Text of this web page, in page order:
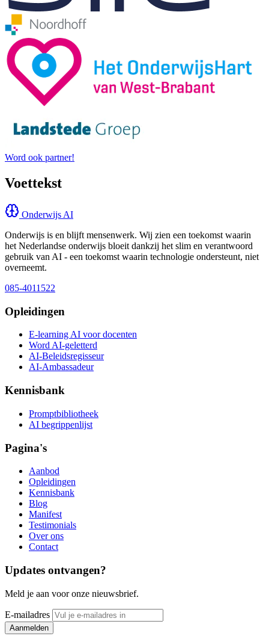
Word ook partner!
Voettekst
Onderwijs AI
Onderwijs is en blijft mensenwerk. Wij zien een toekomst waarin
het Nederlandse onderwijs bloeit dankzij het slim en verantwoord
gebruik van AI - een toekomst waarin technologie ondersteunt, niet
overneemt.
085-4011522
Opleidingen
E-learning AI voor docenten
Word AI-geletterd
AI-Beleidsregisseur
AI-Ambassadeur
Kennisbank
Promptbibliotheek
AI begrippenlijst
Pagina's
Aanbod
Opleidingen
Kennisbank
Blog
Manifest
Testimonials
Over ons
Contact
Updates ontvangen?
Meld je aan voor onze nieuwsbrief.
E-mailadres
Aanmelden